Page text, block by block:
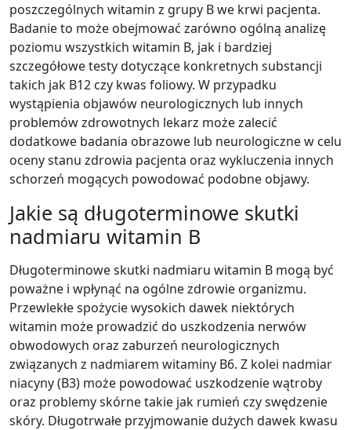
poszczególnych witamin z grupy B we krwi pacjenta.
Badanie to może obejmować zarówno ogólną analizę
poziomu wszystkich witamin B, jak i bardziej
szczegółowe testy dotyczące konkretnych substancji
takich jak B12 czy kwas foliowy. W przypadku
wystąpienia objawów neurologicznych lub innych
problemów zdrowotnych lekarz może zalecić
dodatkowe badania obrazowe lub neurologiczne w celu
oceny stanu zdrowia pacjenta oraz wykluczenia innych
schorzeń mogących powodować podobne objawy.
Jakie są długoterminowe skutki
nadmiaru witamin B
Długoterminowe skutki nadmiaru witamin B mogą być
poważne i wpłynąć na ogólne zdrowie organizmu.
Przewlekłe spożycie wysokich dawek niektórych
witamin może prowadzić do uszkodzenia nerwów
obwodowych oraz zaburzeń neurologicznych
związanych z nadmiarem witaminy B6. Z kolei nadmiar
niacyny (B3) może powodować uszkodzenie wątroby
oraz problemy skórne takie jak rumień czy swędzenie
skóry. Długotrwałe przyjmowanie dużych dawek kwasu